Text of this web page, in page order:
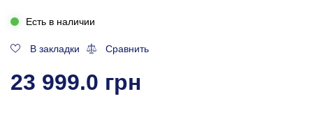
Есть в наличии
В закладки Сравнить
23 999.0 грн